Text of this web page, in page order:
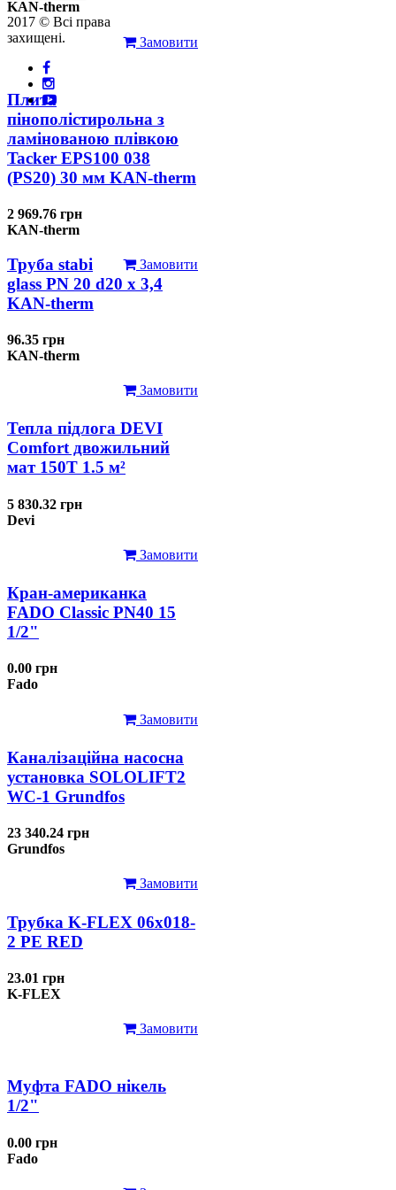
KAN-therm
Замовити
Плита
пінополістирольна з
ламінованою плівкою
Tacker EPS100 038
(PS20) 30 мм KAN-therm
2 969.76 грн
KAN-therm
Замовити
Труба stabi
glass PN 20 d20 х 3,4
KAN-therm
96.35 грн
KAN-therm
Замовити
Тепла підлога DEVI
Comfort двожильний
мат 150T 1.5 м²
5 830.32 грн
Devi
Замовити
Кран-американка
FADO Classic PN40 15
1/2"
0.00 грн
Fado
Замовити
Каналізаційна насосна
установка SOLOLIFT2
WC-1 Grundfos
23 340.24 грн
Grundfos
Замовити
Трубка K-FLEX 06x018-
2 РЕ RED
23.01 грн
K-FLEX
Замовити
Муфта FADO нікель
1/2"
0.00 грн
Fado
2017 © Всі права
захищені.